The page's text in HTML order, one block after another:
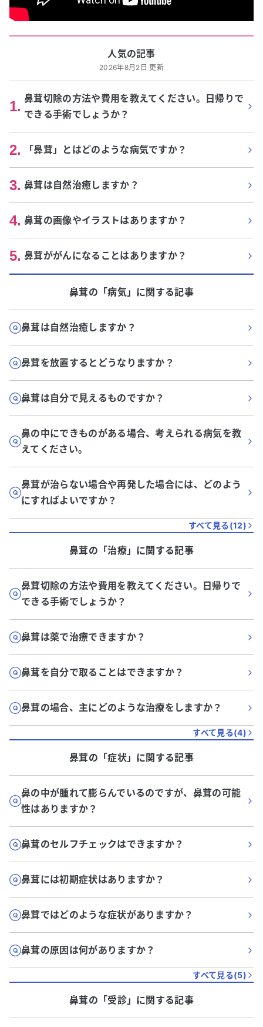
人気の記事
2026年8月2日 更新
1. 鼻茸切除の方法や費用を教えてください。日帰りで
できる手術でしょうか？
2. 「鼻茸」とはどのような病気ですか？
3. 鼻茸は自然治癒しますか？
4. 鼻茸の画像やイラストはありますか？
5. 鼻茸ががんになることはありますか？
鼻茸の「病気」に関する記事
鼻茸は自然治癒しますか？
鼻茸を放置するとどうなりますか？
鼻茸は自分で見えるものですか？
鼻の中にできものがある場合、考えられる病気を教
えてください。
鼻茸が治らない場合や再発した場合には、どのよう
にすればよいですか？
すべて見る(12)
鼻茸の「治療」に関する記事
鼻茸切除の方法や費用を教えてください。日帰りで
できる手術でしょうか？
鼻茸は薬で治療できますか？
鼻茸を自分で取ることはできますか？
鼻茸の場合、主にどのような治療をしますか？
すべて見る(4)
鼻茸の「症状」に関する記事
鼻の中が腫れて膨らんでいるのですが、鼻茸の可能
性はありますか？
鼻茸のセルフチェックはできますか？
鼻茸には初期症状はありますか？
鼻茸ではどのような症状がありますか？
鼻茸の原因は何がありますか？
すべて見る(5)
鼻茸の「受診」に関する記事